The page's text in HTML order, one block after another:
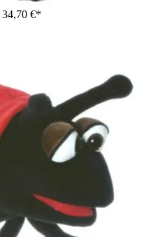
34,70 €*